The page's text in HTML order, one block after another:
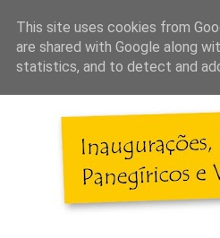
This site uses cookies from
are shared with Google along
statistics, and to detect and